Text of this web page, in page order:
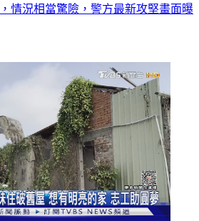
情況相當驚險，警方最新攻堅畫面曝